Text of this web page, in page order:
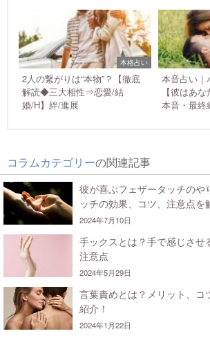
本格占い
2人の繋がりは“本物”？【徹底
解読◆三大相性⇒恋愛/結
婚/H】絆/進展
本音占い｜
【彼はあ
本音・最終
コラムカテゴリーの関連記事
彼が喜ぶフェザータッチのや
ッチの効果、コツ、注意点を
2024年7月10日
手ックスとは？手で感じさせ
注意点
2024年5月29日
言葉責めとは？メリット、コ
紹介！
2024年1月22日